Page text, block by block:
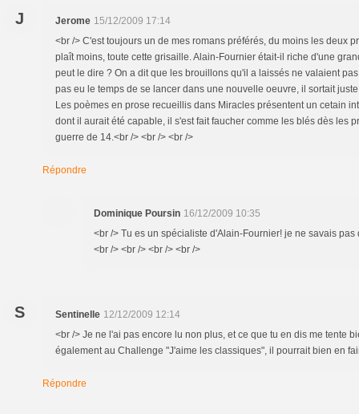
J Jerome 15/12/2009 17:14
<br /> C'est toujours un de mes romans préférés, du moins les deux
plaît moins, toute cette grisaille. Alain-Fournier était-il riche d'une
peut le dire ? On a dit que les brouillons qu'il a laissés ne valaient
pas eu le temps de se lancer dans une nouvelle oeuvre, il sortait
Les poèmes en prose recueillis dans Miracles présentent un cetain
dont il aurait été capable, il s'est fait faucher comme les blés dès les
guerre de 14.<br /> <br /> <br />
Répondre
Dominique Poursin 16/12/2009 10:35
<br /> Tu es un spécialiste d'Alain-Fournier! je ne savais
<br /> <br /> <br /> <br />
S Sentinelle 12/12/2009 12:14
<br /> Je ne l'ai pas encore lu non plus, et ce que tu en dis me tente
également au Challenge "J'aime les classiques", il pourrait bien en
Répondre